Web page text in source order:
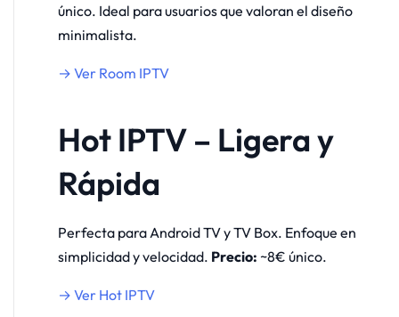
único. Ideal para usuarios que valoran el diseño
minimalista.
→ Ver Room IPTV
Hot IPTV – Ligera y
Rápida
Perfecta para Android TV y TV Box. Enfoque en
simplicidad y velocidad. Precio: ~8€ único.
→ Ver Hot IPTV